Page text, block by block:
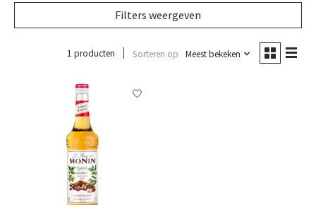
Filters weergeven
1 producten Sorteren op Meest bekeken